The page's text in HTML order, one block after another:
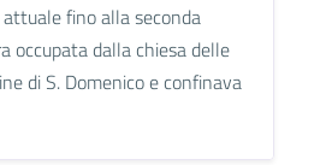
fino alla seconda
occupata dalla chiesa delle
di S. Domenico e confinava